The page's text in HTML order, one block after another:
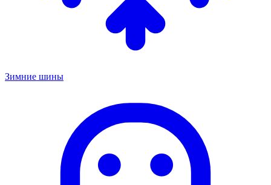
Зимние шины